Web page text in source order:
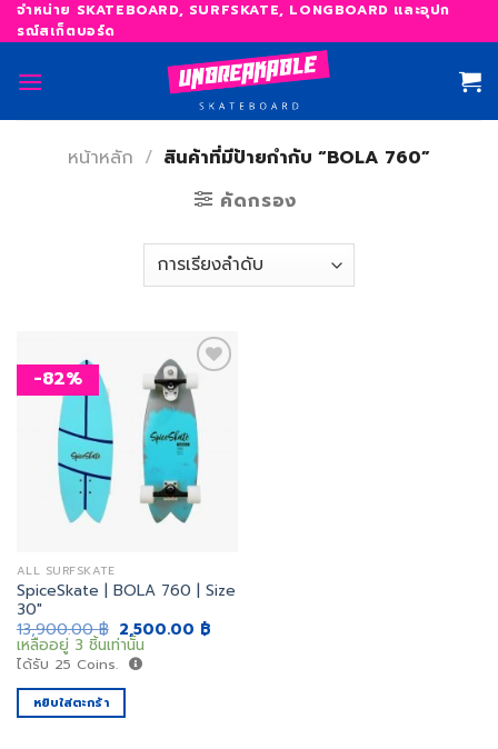
Skip
to
content
จำหน่าย SKATEBOARD, SURFSKATE, LONGBOARD และอุปก
รณ์สเก็ตบอร์ด
หน้าหลัก / สินค้าที่มีป้ายกำกับ “BOLA 760”
คัดกรอง
-82%
สิ่งที่
อยาก
ALL SURFSKATE
SpiceSkate | BOLA 760 | Size
30″
13,900.00฿ Original
price
was:
13,900.00 ฿.
2,500.00 ฿Current
เหลืออยู่ 3 ชิ้นเท่านั้น
ได้รับ 25 Coins.
หยิบใส่ตะกร้า